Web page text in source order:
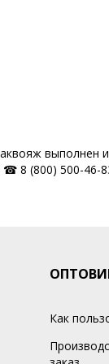
8 (800) 500-46-
Как